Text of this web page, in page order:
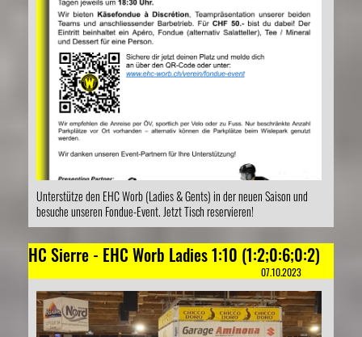
Unterstütze den EHC Worb (Ladies & Gents) in der neuen Saison und
besuche unseren Fondue-Event. Jetzt Tisch reservieren!
HC Sierre - EHC Worb Ladies 1:10 (1:2;0:6;0:2)
07.10.2023